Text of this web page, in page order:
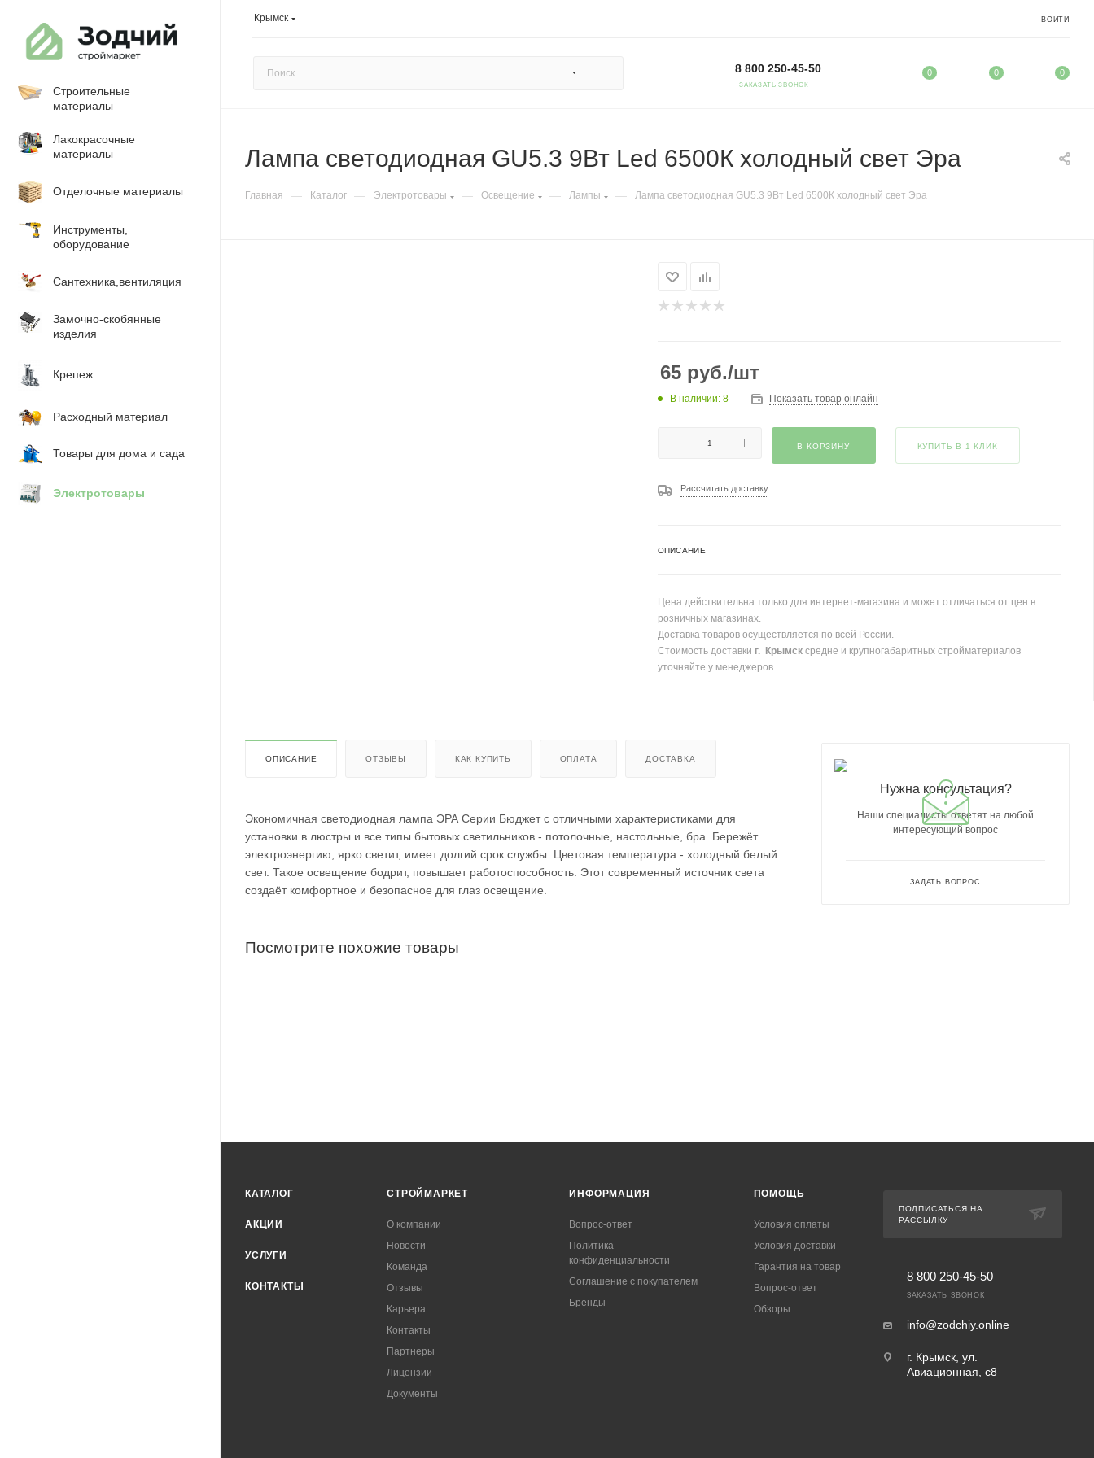
Крымск ВОЙТИ
8 800 250-45-50
ЗАКАЗАТЬ ЗВОНОК
0 0 0
Строительные
материалы
Лакокрасочные
материалы
Отделочные материалы
Инструменты,
оборудование
Сантехника,вентиляция
Замочно-скобянные
изделия
Крепеж
Расходный материал
Товары для дома и сада
Электротовары
Лампа светодиодная GU5.3 9Вт Led 6500К холодный свет Эра
Главная — Каталог — Электротовары — Освещение — Лампы — Лампа светодиодная GU5.3 9Вт Led 6500К холодный свет Эра
65руб./шт
В наличии: 8 Показать товар онлайн
В КОРЗИНУ КУПИТЬ В 1 КЛИК
Рассчитать доставку
ОПИСАНИЕ
Цена действительна только для интернет-магазина и может отличаться от цен в
розничных магазинах.
Доставка товаров осуществляется по всей России.
Стоимость доставки г. Крымсксредне и крупногабаритных стройматериалов
уточняйте у менеджеров.
ОПИСАНИЕ ОТЗЫВЫ КАК КУПИТЬ ОПЛАТА ДОСТАВКА
Экономичная светодиодная лампа ЭРА Серии Бюджет с отличными характеристиками для
установки в люстры и все типы бытовых светильников - потолочные, настольные, бра. Бережёт
электроэнергию, ярко светит, имеет долгий срок службы. Цветовая температура - холодный белый
свет. Такое освещение бодрит, повышает работоспособность. Этот современный источник света
создаёт комфортное и безопасное для глаз освещение.
Посмотрите похожие товары
Нужна консультация?
Наши специалисты ответят на любой
интересующий вопрос
ЗАДАТЬ ВОПРОС
КАТАЛОГ
АКЦИИ
УСЛУГИ
КОНТАКТЫ
СТРОЙМАРКЕТ
О компании
Новости
Команда
Отзывы
Карьера
Контакты
Партнеры
Лицензии
Документы
ИНФОРМАЦИЯ
Вопрос-ответ
Политика
конфиденциальности
Соглашение с покупателем
Бренды
ПОМОЩЬ
Условия оплаты
Условия доставки
Гарантия на товар
Вопрос-ответ
Обзоры
ПОДПИСАТЬСЯ НА
РАССЫЛКУ
8 800 250-45-50
ЗАКАЗАТЬ ЗВОНОК
info@zodchiy.online
г. Крымск, ул.
Авиационная, с8